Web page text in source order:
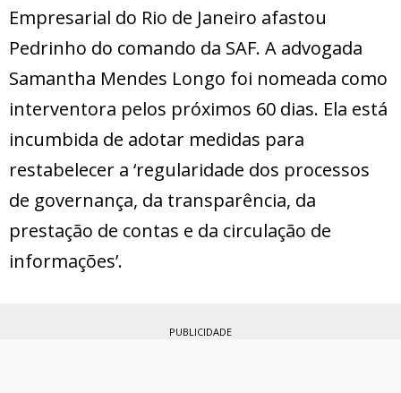
Empresarial do Rio de Janeiro afastou
Pedrinho do comando da SAF. A advogada
Samantha Mendes Longo foi nomeada como
interventora pelos próximos 60 dias. Ela está
incumbida de adotar medidas para
restabelecer a ‘regularidade dos processos
de governança, da transparência, da
prestação de contas e da circulação de
informações’.
PUBLICIDADE